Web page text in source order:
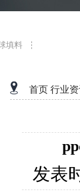
填料
首页 行业
发表